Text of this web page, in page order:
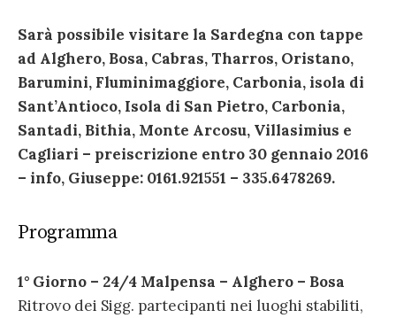
Sarà possibile visitare la Sardegna con tappe
ad Alghero, Bosa, Cabras, Tharros, Oristano,
Barumini, Fluminimaggiore, Carbonia, isola di
Sant’Antioco, Isola di San Pietro, Carbonia,
Santadi, Bithia, Monte Arcosu, Villasimius e
Cagliari – preiscrizione entro 30 gennaio 2016
– info, Giuseppe: 0161.921551 – 335.6478269.
Programma
1° Giorno – 24/4 Malpensa – Alghero – Bosa
Ritrovo dei Sigg. partecipanti nei luoghi stabiliti,